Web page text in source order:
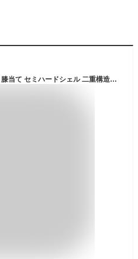
[LayLax][ニーシールド]着脱簡単 膝当て セミハードシェル 二重構造のパッド グリップシート ズレにくい